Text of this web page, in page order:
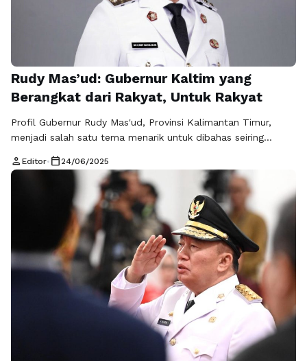
Rudy Mas’ud: Gubernur Kaltim yang
Berangkat dari Rakyat, Untuk Rakyat
Profil Gubernur Rudy Mas'ud, Provinsi Kalimantan Timur,
menjadi salah satu tema menarik untuk dibahas seiring
tersebut. Rudy Mas'ud terpilih sebagai Gubernur Kalimantan
Timur dalam pemilihan kepala daerah yang cukup
kontemporer dan mengedepankan visi untuk kemajuan
Provinsi Kalimantan Timur. Sebagai sosok pemimpin, Rudy
Mas'ud mempunyai latar belakang yang kuat …
Baca
Selengkapnya
person Editor• calendar_today 24/06/2025